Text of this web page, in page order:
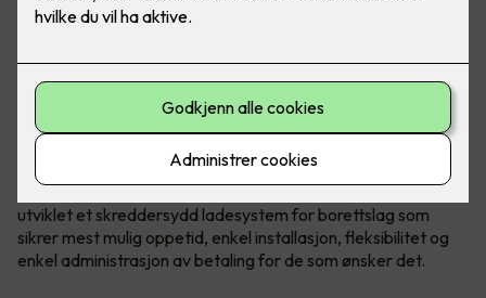
Bilde: Easee. Flere laderoboter kan kobles sammen
Det er mye å sette seg inn i og mange valg som skal tas
både av styret og generalforsamling.Norske Easeehar
utviklet et skreddersydd ladesystem for borettslag som
sikrer mest mulig oppetid, enkel installasjon, fleksibilitet og
enkel administrasjon av betaling for de som ønsker det.